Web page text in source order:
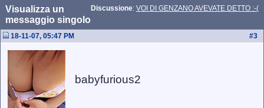
Discussione: VOI DI GENZANO AVEVATE DETTO :-(
Visualizza un
messaggio singolo
#3
18-11-07, 05:47 PM
babyfurious2